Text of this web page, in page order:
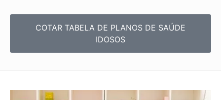
COTAR TABELA DE PLANOS DE SAÚDE
IDOSOS